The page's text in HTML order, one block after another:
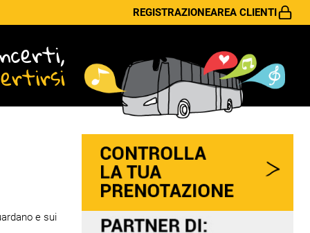
REGISTRAZIONEAREA CLIENTI
e sui